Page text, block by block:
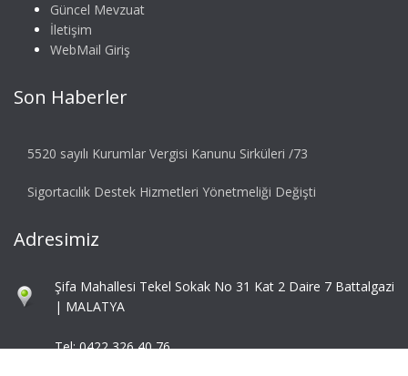
Güncel Mevzuat
İletişim
WebMail Giriş
Son Haberler
5520 sayılı Kurumlar Vergisi Kanunu Sirküleri /73
Sigortacılık Destek Hizmetleri Yönetmeliği Değişti
Adresimiz
Şifa Mahallesi Tekel Sokak No 31 Kat 2 Daire 7 Battalgazi
| MALATYA
Tel: 0422 326 40 76